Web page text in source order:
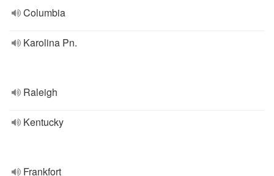
Columbia
Karolina Pn.
Raleigh
Kentucky
Frankfort